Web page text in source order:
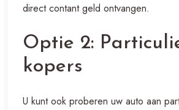
direct contant geld ontvangen.
Optie 2:
kopers
U kunt ook proberen uw auto aan